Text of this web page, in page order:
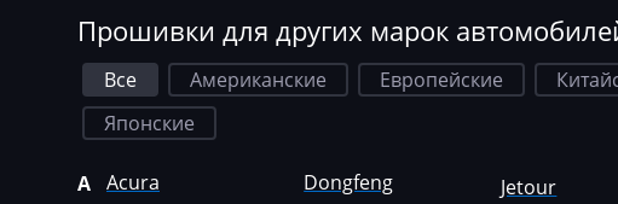
Dodge
Dongfeng
Doosan
Doppstadt
Simos 7xx
Simos 9xx
Прошивки для других марок
Все Американские Европейские
Японские
A Acura
Dongfeng
Jetour